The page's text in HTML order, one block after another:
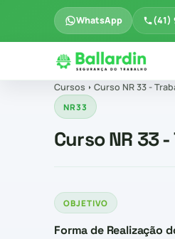
WhatsApp (41)
Cursos Curso NR 33 -
NR33
Curso NR 33
OBJETIVO
Forma de Realização